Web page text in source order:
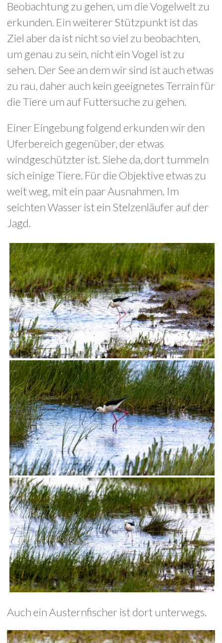
Beobachtung zu gehen, um die Vogelwelt zu
erkunden. Ein weiterer Stützpunkt ist das
Ziel aber da ist nicht so viel zu beobachten,
um genau zu sein, nicht ein Vogel ist zu
sehen. Der See an dem wir sind ist auch etwas
zu rau, daher auch kein geeignetes Terrain für
die Tiere um auf Futtersuche zu gehen.
Einer Eingebung folgend erkunden wir den
Uferbereich gegenüber, der etwas
windgeschützter ist. Siehe da, dort tummeln
sich einige Tiere. Für die Objektive etwas zu
weit weg, mit ein paar Ausnahmen. Im
seichten Wasser ist ein Stelzenläufer auf der
Jagd.
Auch ein Austernfischer ist dort unterwegs.